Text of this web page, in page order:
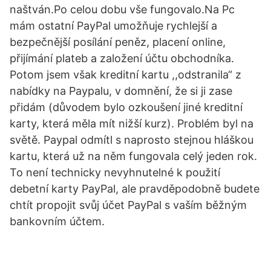
naštván.Po celou dobu vše fungovalo.Na Pc
mám ostatní PayPal umožňuje rychlejší a
bezpečnější posílání peněz, placení online,
přijímání plateb a založení účtu obchodníka.
Potom jsem však kreditní kartu ,,odstranila“ z
nabídky na Paypalu, v domnění, že si ji zase
přidám (důvodem bylo ozkoušení jiné kreditní
karty, která měla mít nižší kurz). Problém byl na
světě. Paypal odmítl s naprosto stejnou hláškou
kartu, která už na něm fungovala celý jeden rok.
To není technicky nevyhnutelné k použití
debetní karty PayPal, ale pravděpodobně budete
chtít propojit svůj účet PayPal s vaším běžným
bankovním účtem.